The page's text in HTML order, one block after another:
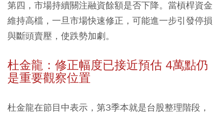
第四，市場持續關注融資餘額是否下降。當槓桿資金
維持高檔，一旦市場快速修正，可能進一步引發停損
與斷頭賣壓，使跌勢加劇。
杜金龍：修正幅度已接近預估 4萬點仍
是重要觀察位置
杜金龍在節目中表示，第3季本就是台股整理階段，